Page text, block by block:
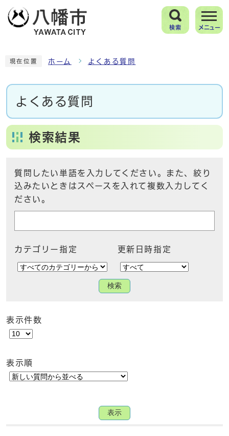
検索 メニュー
現在位置 ホーム よくある質問
よくある質問
検索結果
質問したい単語を入力してください。また、絞り
込みたいときはスペースを入れて複数入力してく
ださい。
カテゴリー指定 更新日時指定
検索
表示件数
表示順
表示